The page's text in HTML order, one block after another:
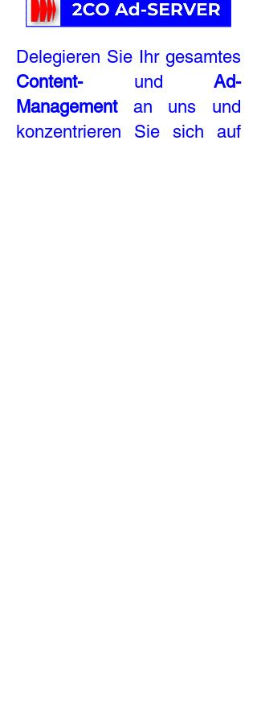
Delegieren Sie Ihr gesamtes
Content-und Ad-
Managementan uns und
konzentrieren Sie sich auf